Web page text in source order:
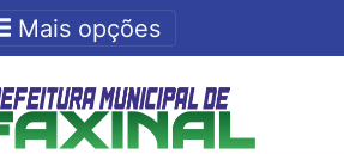
Mais opções